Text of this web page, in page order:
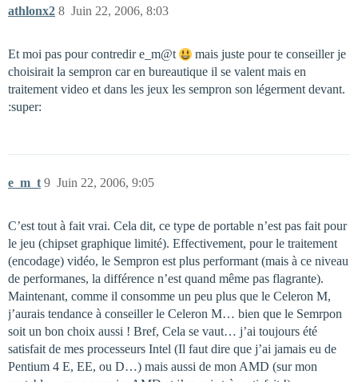
athlonx2 Juin 22, 2006, 8:03
8
Et moi pas pour contredir e_m@t
mais juste pour te conseiller je
choisirait la sempron car en bureautique il se valent mais en
traitement video et dans les jeux les sempron son légerment devant.
:super:
e_m_t Juin 22, 2006, 9:05
9
C’est tout à fait vrai. Cela dit, ce type de portable n’est pas fait pour
le jeu (chipset graphique limité). Effectivement, pour le traitement
(encodage) vidéo, le Sempron est plus performant (mais à ce niveau
de performanes, la différence n’est quand même pas flagrante).
Maintenant, comme il consomme un peu plus que le Celeron M,
j’aurais tendance à conseiller le Celeron M… bien que le Semrpon
soit un bon choix aussi ! Bref, Cela se vaut… j’ai toujours été
satisfait de mes processeurs Intel (Il faut dire que j’ai jamais eu de
Pentium 4 E, EE, ou D…) mais aussi de mon AMD (sur mon